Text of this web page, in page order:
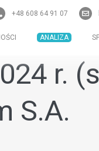
+48 608 64 91 07
ANALIZA
r.
S.A.